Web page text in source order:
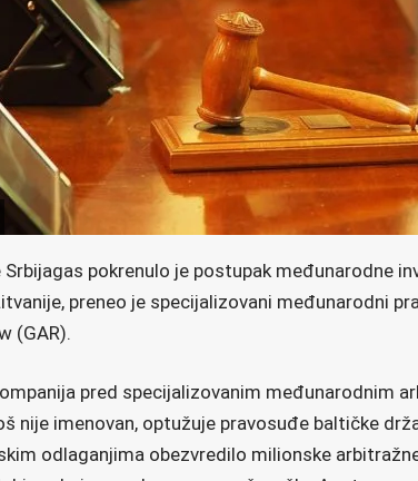
Srbijagas pokrenulo je postupak međunarodne
preneo je specijalizovani međunarodni
(GAR).
pred specijalizovanim međunarodnim
nije imenovan, optužuje pravosuđe baltičke
odlaganjima obezvredilo milionske